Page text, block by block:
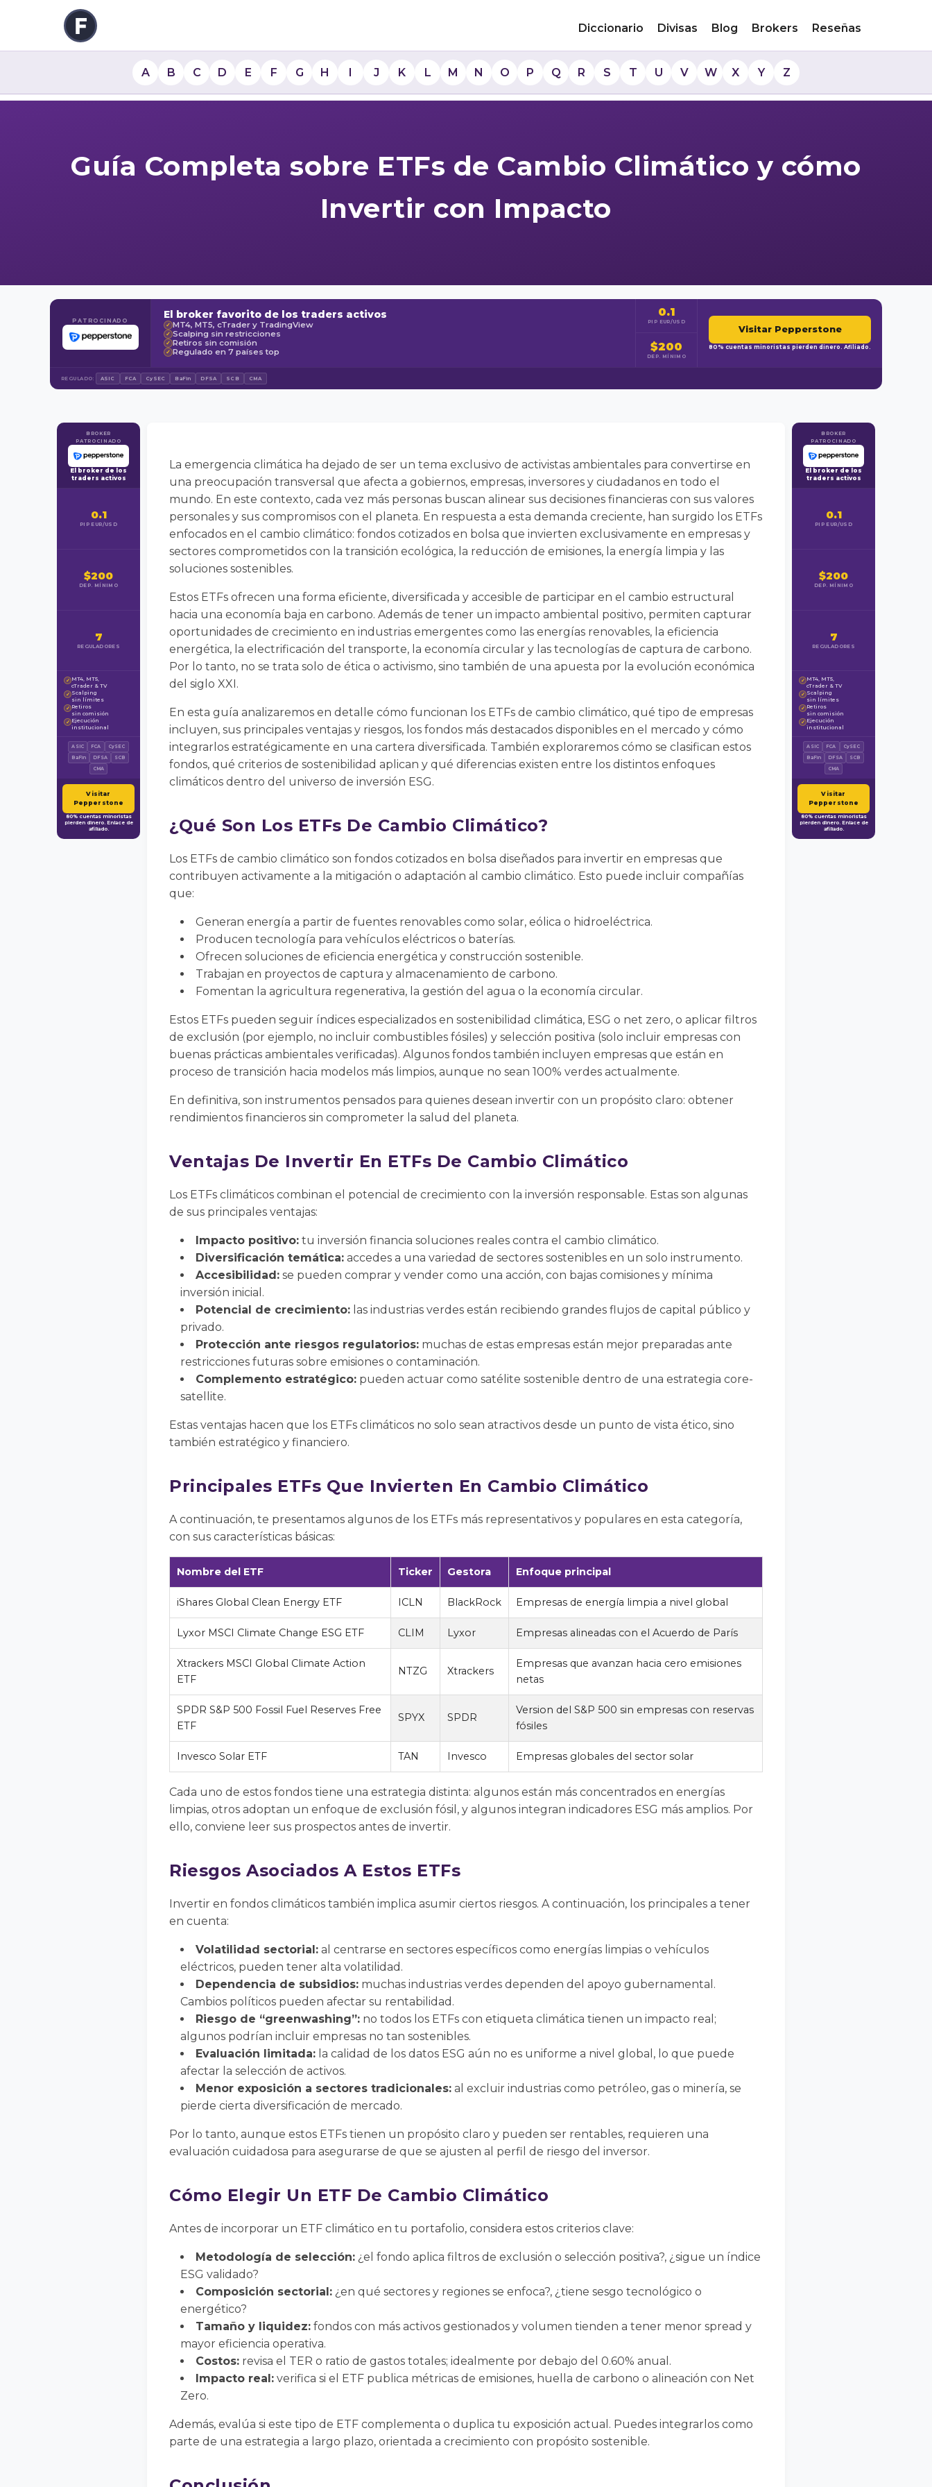
Diccionario Divisas Blog Brokers Reseñas
A B C D E F G H I J K L M N O P Q R S T U V W X Y Z
Guía Completa sobre ETFs de Cambio Climático y cómo
Invertir con Impacto
PATROCINADO El broker favorito de los traders activos
✓ MT4, MT5, cTrader y TradingView
✓ Scalping sin restricciones
✓ Retiros sin comisión
✓ Regulado en 7 países top
0.1
PIP EUR/USD
$200
DEP. MÍNIMO
Visitar Pepperstone
80% cuentas minoristas pierden dinero. Afiliado.
REGULADO: ASIC FCA CySEC BaFin DFSA SCB CMA
BROKER
PATROCINADO
El broker de los
traders activos
0.1
PIP EUR/USD
$200
DEP. MÍNIMO
7
REGULADORES
✓ MT4, MT5,
cTrader & TV
✓ Scalping
sin límites
✓ Retiros
sin comisión
✓ Ejecución
institucional
ASIC FCA
CySEC
BaFin
DFSA
SCB
CMA
Visitar
Pepperstone
80% cuentas minoristas
pierden dinero. Enlace de
afiliado.
La emergencia climática ha dejado de ser un tema exclusivo de activistas ambientales para convertirse en
una preocupación transversal que afecta a gobiernos, empresas, inversores y ciudadanos en todo el
mundo. En este contexto, cada vez más personas buscan alinear sus decisiones financieras con sus valores
personales y sus compromisos con el planeta. En respuesta a esta demanda creciente, han surgido los ETFs
enfocados en el cambio climático: fondos cotizados en bolsa que invierten exclusivamente en empresas y
sectores comprometidos con la transición ecológica, la reducción de emisiones, la energía limpia y las
soluciones sostenibles.
Estos ETFs ofrecen una forma eficiente, diversificada y accesible de participar en el cambio estructural
hacia una economía baja en carbono. Además de tener un impacto ambiental positivo, permiten capturar
oportunidades de crecimiento en industrias emergentes como las energías renovables, la eficiencia
energética, la electrificación del transporte, la economía circular y las tecnologías de captura de carbono.
Por lo tanto, no se trata solo de ética o activismo, sino también de una apuesta por la evolución económica
del siglo XXI.
En esta guía analizaremos en detalle cómo funcionan los ETFs de cambio climático, qué tipo de empresas
incluyen, sus principales ventajas y riesgos, los fondos más destacados disponibles en el mercado y cómo
integrarlos estratégicamente en una cartera diversificada. También exploraremos cómo se clasifican estos
fondos, qué criterios de sostenibilidad aplican y qué diferencias existen entre los distintos enfoques
climáticos dentro del universo de inversión ESG.
¿Qué Son Los ETFs De Cambio Climático?
Los ETFs de cambio climático son fondos cotizados en bolsa diseñados para invertir en empresas que
contribuyen activamente a la mitigación o adaptación al cambio climático. Esto puede incluir compañías
que:
Generan energía a partir de fuentes renovables como solar, eólica o hidroeléctrica.
Producen tecnología para vehículos eléctricos o baterías.
Ofrecen soluciones de eficiencia energética y construcción sostenible.
Trabajan en proyectos de captura y almacenamiento de carbono.
Fomentan la agricultura regenerativa, la gestión del agua o la economía circular.
Estos ETFs pueden seguir índices especializados en sostenibilidad climática, ESG o net zero, o aplicar filtros
de exclusión (por ejemplo, no incluir combustibles fósiles) y selección positiva (solo incluir empresas con
buenas prácticas ambientales verificadas). Algunos fondos también incluyen empresas que están en
proceso de transición hacia modelos más limpios, aunque no sean 100% verdes actualmente.
En definitiva, son instrumentos pensados para quienes desean invertir con un propósito claro: obtener
rendimientos financieros sin comprometer la salud del planeta.
Ventajas De Invertir En ETFs De Cambio Climático
Los ETFs climáticos combinan el potencial de crecimiento con la inversión responsable. Estas son algunas
de sus principales ventajas:
Impacto positivo: tu inversión financia soluciones reales contra el cambio climático.
Diversificación temática: accedes a una variedad de sectores sostenibles en un solo instrumento.
Accesibilidad: se pueden comprar y vender como una acción, con bajas comisiones y mínima
inversión inicial.
Potencial de crecimiento: las industrias verdes están recibiendo grandes flujos de capital público y
privado.
Protección ante riesgos regulatorios: muchas de estas empresas están mejor preparadas ante
restricciones futuras sobre emisiones o contaminación.
Complemento estratégico: pueden actuar como satélite sostenible dentro de una estrategia core-
satellite.
Estas ventajas hacen que los ETFs climáticos no solo sean atractivos desde un punto de vista ético, sino
también estratégico y financiero.
Principales ETFs Que Invierten En Cambio Climático
A continuación, te presentamos algunos de los ETFs más representativos y populares en esta categoría,
con sus características básicas:
Nombre del ETF Ticker Gestora Enfoque principal
iShares Global Clean Energy ETF ICLN BlackRock Empresas de energía limpia a nivel global
Lyxor MSCI Climate Change ESG ETF CLIM Lyxor Empresas alineadas con el Acuerdo de París
Xtrackers MSCI Global Climate Action
ETF
NTZG Xtrackers
Empresas que avanzan hacia cero emisiones
netas
SPDR S&P 500 Fossil Fuel Reserves Free
ETF
SPYX SPDR
Version del S&P 500 sin empresas con reservas
fósiles
Invesco Solar ETF TAN Invesco Empresas globales del sector solar
Cada uno de estos fondos tiene una estrategia distinta: algunos están más concentrados en energías
limpias, otros adoptan un enfoque de exclusión fósil, y algunos integran indicadores ESG más amplios. Por
ello, conviene leer sus prospectos antes de invertir.
Riesgos Asociados A Estos ETFs
Invertir en fondos climáticos también implica asumir ciertos riesgos. A continuación, los principales a tener
en cuenta:
Volatilidad sectorial: al centrarse en sectores específicos como energías limpias o vehículos
eléctricos, pueden tener alta volatilidad.
Dependencia de subsidios: muchas industrias verdes dependen del apoyo gubernamental.
Cambios políticos pueden afectar su rentabilidad.
Riesgo de “greenwashing”: no todos los ETFs con etiqueta climática tienen un impacto real;
algunos podrían incluir empresas no tan sostenibles.
Evaluación limitada: la calidad de los datos ESG aún no es uniforme a nivel global, lo que puede
afectar la selección de activos.
Menor exposición a sectores tradicionales: al excluir industrias como petróleo, gas o minería, se
pierde cierta diversificación de mercado.
Por lo tanto, aunque estos ETFs tienen un propósito claro y pueden ser rentables, requieren una
evaluación cuidadosa para asegurarse de que se ajusten al perfil de riesgo del inversor.
Cómo Elegir Un ETF De Cambio Climático
Antes de incorporar un ETF climático en tu portafolio, considera estos criterios clave:
Metodología de selección: ¿el fondo aplica filtros de exclusión o selección positiva?, ¿sigue un índice
ESG validado?
Composición sectorial: ¿en qué sectores y regiones se enfoca?, ¿tiene sesgo tecnológico o
energético?
Tamaño y liquidez: fondos con más activos gestionados y volumen tienden a tener menor spread y
mayor eficiencia operativa.
Costos: revisa el TER o ratio de gastos totales; idealmente por debajo del 0.60% anual.
Impacto real: verifica si el ETF publica métricas de emisiones, huella de carbono o alineación con Net
Zero.
Además, evalúa si este tipo de ETF complementa o duplica tu exposición actual. Puedes integrarlos como
parte de una estrategia a largo plazo, orientada a crecimiento con propósito sostenible.
BROKER
PATROCINADO
El broker de los
traders activos
0.1
PIP EUR/USD
$200
DEP. MÍNIMO
7
REGULADORES
✓ MT4, MT5,
cTrader & TV
✓ Scalping
sin límites
✓ Retiros
sin comisión
✓ Ejecución
institucional
ASIC FCA
CySEC
BaFin
DFSA
SCB
CMA
Visitar
Pepperstone
80% cuentas minoristas
pierden dinero. Enlace de
afiliado.